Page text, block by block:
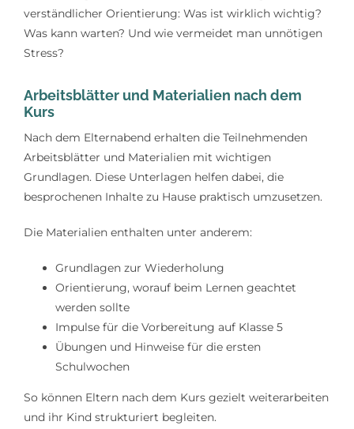
verständlicher Orientierung: Was ist wirklich wichtig?
Was kann warten? Und wie vermeidet man unnötigen
Stress?
Arbeitsblätter und Materialien nach dem
Kurs
Nach dem Elternabend erhalten die Teilnehmenden
Arbeitsblätter und Materialien mit wichtigen
Grundlagen. Diese Unterlagen helfen dabei, die
besprochenen Inhalte zu Hause praktisch umzusetzen.
Die Materialien enthalten unter anderem:
Grundlagen zur Wiederholung
Orientierung, worauf beim Lernen geachtet
werden sollte
Impulse für die Vorbereitung auf Klasse 5
Übungen und Hinweise für die ersten
Schulwochen
So können Eltern nach dem Kurs gezielt weiterarbeiten
und ihr Kind strukturiert begleiten.